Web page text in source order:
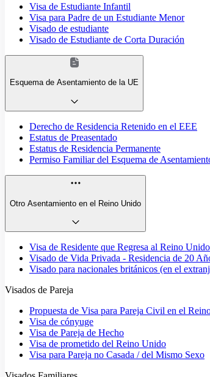
Visa de Estudiante Infantil
Visa para Padre de un Estudiante Menor
Visado de estudiante
Visado de Estudiante de Corta Duración
Esquema de Asentamiento de la UE
Derecho de Residencia Retenido en el EEE
Estatus de Preasentado
Estatus de Residencia Permanente
Permiso Familiar del Esquema de
Otro Asentamiento en el Reino Unido
Visa de Residente que Regresa al Reino Unido
Visado de Vida Privada - Residencia de 20
Visado para nacionales británicos (en el
Visados de Pareja
Propuesta de Visa para Pareja Civil en el
Visa de cónyuge
Visa de Pareja de Hecho
Visa de prometido del Reino Unido
Visa para Pareja no Casada / del Mismo Sexo